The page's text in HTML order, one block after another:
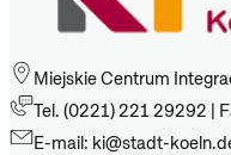
Miejskie Centrum
Tel. (0221) 221 29292 |
E-mail: ki@stadt-